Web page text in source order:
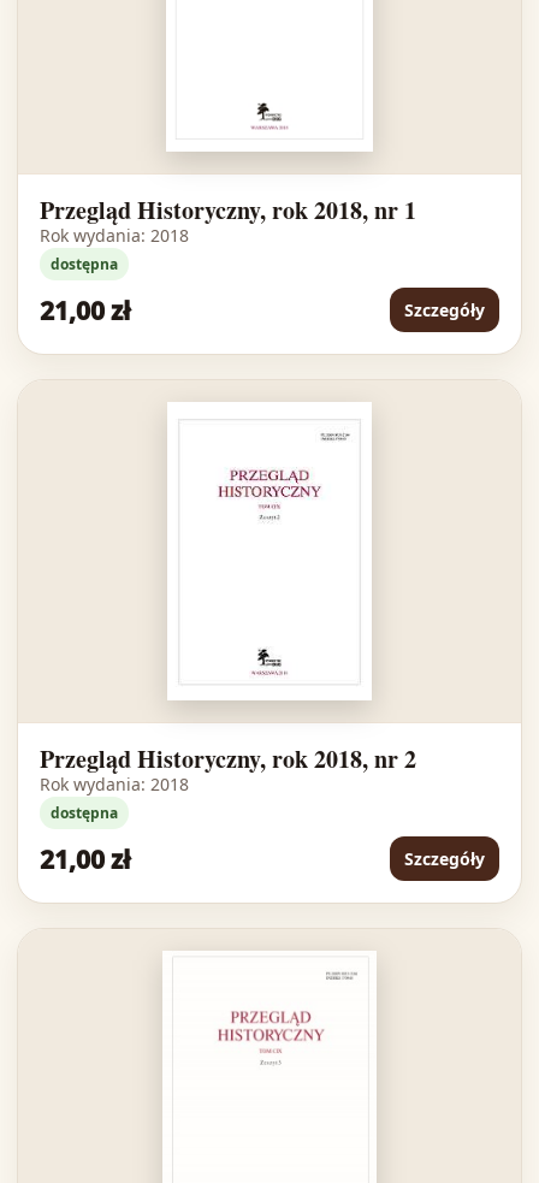
Przegląd Historyczny, rok 2018, nr 1
Rok wydania: 2018
dostępna
21,00 zł Szczegóły
Przegląd Historyczny, rok 2018, nr 2
Rok wydania: 2018
dostępna
21,00 zł Szczegóły